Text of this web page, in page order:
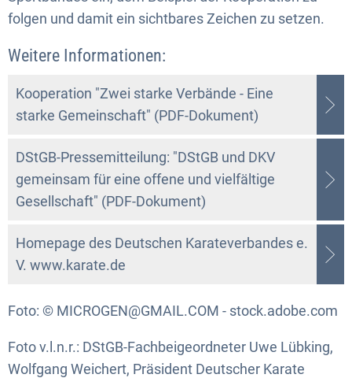
folgen und damit ein sichtbares Zeichen zu setzen.
Weitere Informationen:
Kooperation "Zwei starke Verbände - Eine
starke Gemeinschaft" (PDF-Dokument)
DStGB-Pressemitteilung: "DStGB und DKV
gemeinsam für eine offene und vielfältige
Gesellschaft" (PDF-Dokument)
Homepage des Deutschen Karateverbandes e.
V. www.karate.de
Foto: © MICROGEN@GMAIL.COM - stock.adobe.com
Foto v.l.n.r.: DStGB-Fachbeigeordneter Uwe Lübking,
Wolfgang Weichert, Präsident Deutscher Karate